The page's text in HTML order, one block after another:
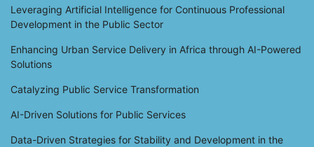
Leveraging Artificial Intelligence for Continuous Professional
Development in the Public Sector
Enhancing Urban Service Delivery in Africa through AI-Powered
Solutions
Catalyzing Public Service Transformation
AI-Driven Solutions for Public Services
Data-Driven Strategies for Stability and Development in the